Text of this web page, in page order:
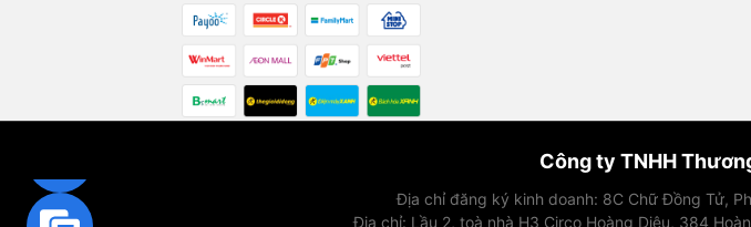
Công ty TNHH
Địa chỉ đăng ký kinh doanh: 8C Chữ Đồng Tử,
Địa chỉ: Lầu 2, toà nhà H3 Circo Hoàng Diệu, 384